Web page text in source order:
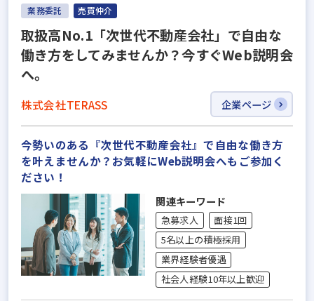
業務委託 売買仲介
取扱高No.1「次世代不動産会社」で自由な
働き方をしてみませんか？今すぐWeb説明会
へ。
株式会社TERASS 企業ページ
今勢いのある『次世代不動産会社』で自由な働き方
を叶えませんか？お気軽にWeb説明会へもご参加く
ださい！
関連キーワード
急募求人
面接1回
5名以上の積極採用
業界経験者優遇
社会人経験10年以上歓迎